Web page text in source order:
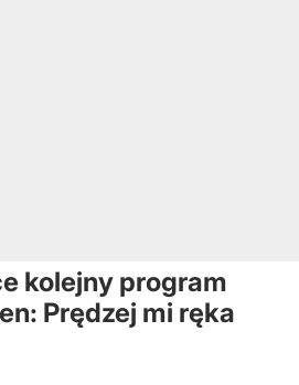
kolejny program
Prędzej mi ręka